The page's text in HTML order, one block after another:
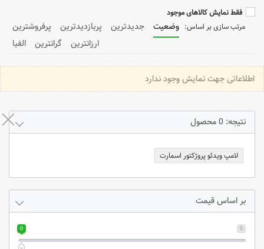
فقط نمایش کالاهای موجود
وضعیت جدیدترین پربازدیدترین
پرفروشترین
ارزانترین
گرانترین الفبا
اطلاعاتی جهت نمایش وجود ندارد
نتیجه: 0 محصول
لامپ ویدئو پروژکتور اسمارت
بر اساس قیمت
0
0